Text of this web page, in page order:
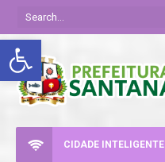
Abrir a barra de ferramentas
CIDADE INTELIGENTE